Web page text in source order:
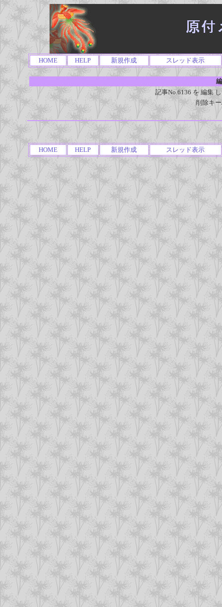
HOME HELP 新規作成 スレッド表示
記事No.6136 を 編集
削除キ
HOME HELP 新規作成 スレッド表示